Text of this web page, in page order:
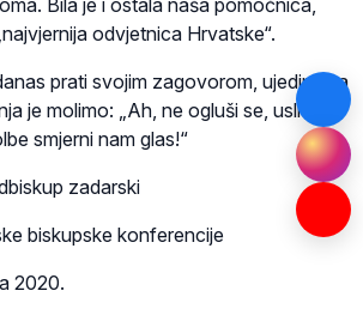
Bila je i ostala naša pomoćnica,
odvjetnica Hrvatske“.
prati svojim zagovorom, ujedinjena
je molimo: „Ah, ne ogluši se, uslišaj
smjerni nam glas!“
zadarski
biskupske konferencije
2020.